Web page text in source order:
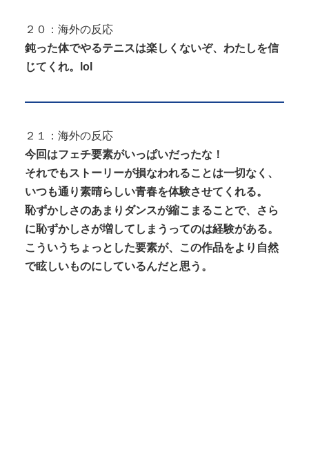
２０：海外の反応
鈍った体でやるテニスは楽しくないぞ、わたしを信
じてくれ。lol
２１：海外の反応
今回はフェチ要素がいっぱいだったな！
それでもストーリーが損なわれることは一切なく、
いつも通り素晴らしい青春を体験させてくれる。
恥ずかしさのあまりダンスが縮こまることで、さら
に恥ずかしさが増してしまうってのは経験がある。
こういうちょっとした要素が、この作品をより自然
で眩しいものにしているんだと思う。